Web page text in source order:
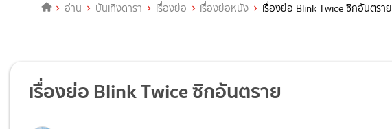
อ่าน บันเทิงดารา เรื่องย่อ เรื่องย่อหนัง เรื่องย่อ Blink Twice ซิกอันตราย
เรื่องย่อ Blink Twice ซิกอันตราย